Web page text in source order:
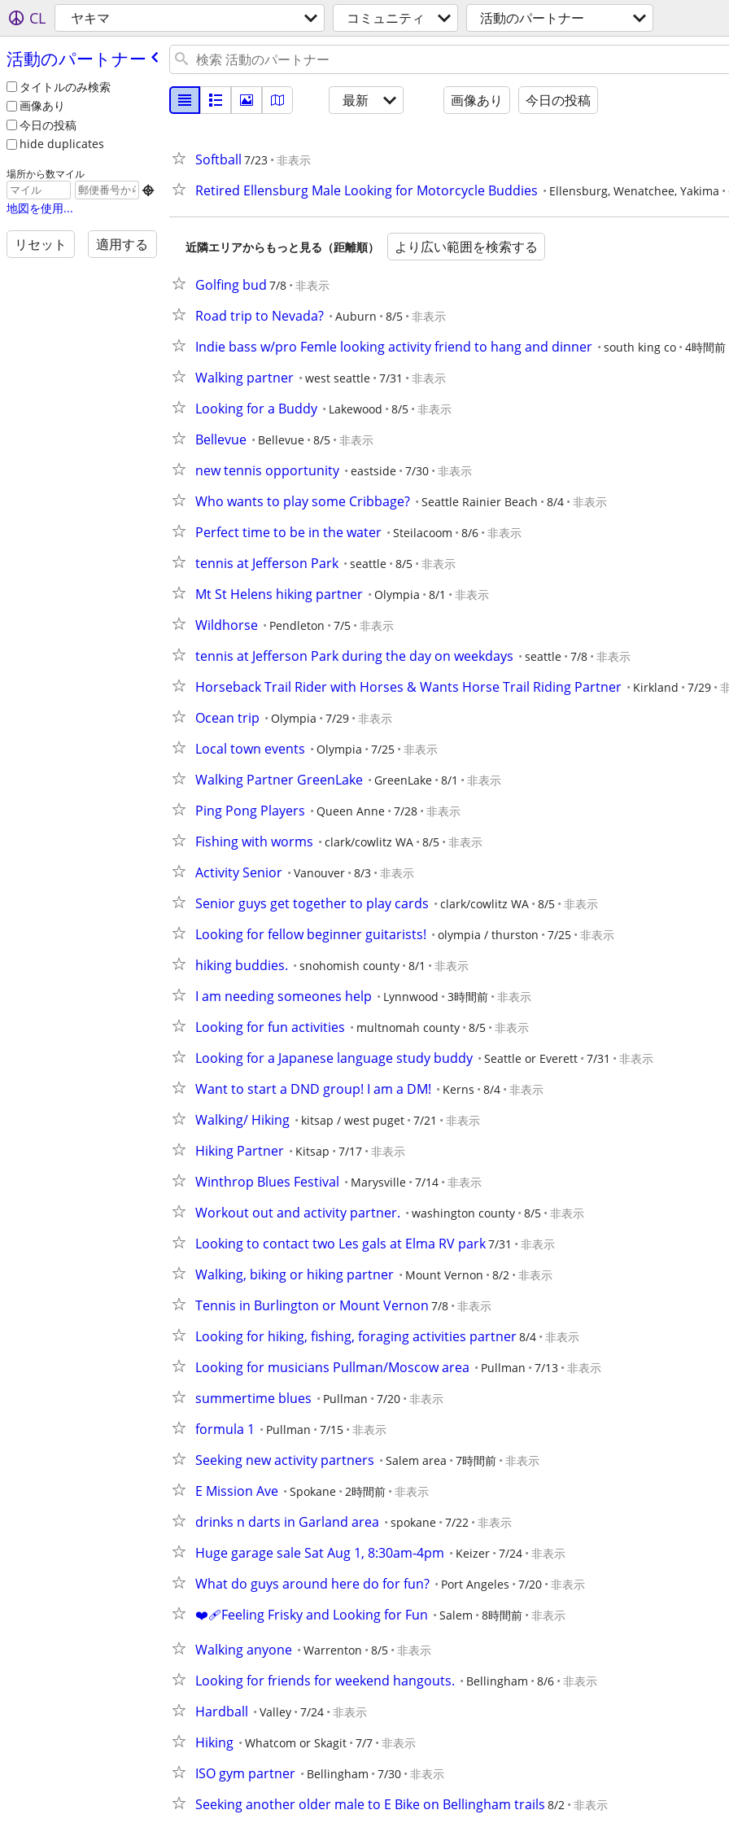
CL ヤキマ コミュニティ 活動のパートナー
活動のパートナー
タイトルのみ検索
画像あり
今日の投稿
hide duplicates
場所から数マイル

地図を使用...
リセット 適用する
最新 画像あり 今日の投稿
Softball 7/23 非表示
Retired Ellensburg Male Looking for Motorcycle Buddies Ellensburg, Wenatchee, Yakima
近隣エリアからもっと見る（距離順） より広い範囲を検索する
Golfing bud 7/8 非表示
Road trip to Nevada? Auburn 8/5 非表示
Indie bass w/pro Femle looking activity friend to hang and dinner south king co 4時間前
Walking partner west seattle 7/31 非表示
Looking for a Buddy Lakewood 8/5 非表示
Bellevue Bellevue 8/5 非表示
new tennis opportunity eastside 7/30 非表示
Who wants to play some Cribbage? Seattle Rainier Beach 8/4 非表示
Perfect time to be in the water Steilacoom 8/6 非表示
tennis at Jefferson Park seattle 8/5 非表示
Mt St Helens hiking partner Olympia 8/1 非表示
Wildhorse Pendleton 7/5 非表示
tennis at Jefferson Park during the day on weekdays seattle 7/8 非表示
Horseback Trail Rider with Horses & Wants Horse Trail Riding Partner Kirkland 7/29
Ocean trip Olympia 7/29 非表示
Local town events Olympia 7/25 非表示
Walking Partner GreenLake GreenLake 8/1 非表示
Ping Pong Players Queen Anne 7/28 非表示
Fishing with worms clark/cowlitz WA 8/5 非表示
Activity Senior Vanouver 8/3 非表示
Senior guys get together to play cards clark/cowlitz WA 8/5 非表示
Looking for fellow beginner guitarists! olympia / thurston 7/25 非表示
hiking buddies. snohomish county 8/1 非表示
I am needing someones help Lynnwood 3時間前 非表示
Looking for fun activities multnomah county 8/5 非表示
Looking for a Japanese language study buddy Seattle or Everett 7/31 非表示
Want to start a DND group! I am a DM! Kerns 8/4 非表示
Walking/ Hiking kitsap / west puget 7/21 非表示
Hiking Partner Kitsap 7/17 非表示
Winthrop Blues Festival Marysville 7/14 非表示
Workout out and activity partner. washington county 8/5 非表示
Looking to contact two Les gals at Elma RV park7/31 非表示
Walking, biking or hiking partner Mount Vernon 8/2 非表示
Tennis in Burlington or Mount Vernon 7/8 非表示
Looking for hiking, fishing, foraging activities partner8/4 非表示
Looking for musicians Pullman/Moscow area Pullman 7/13 非表示
summertime blues Pullman 7/20 非表示
formula 1 Pullman 7/15 非表示
Seeking new activity partners Salem area 7時間前 非表示
E Mission Ave Spokane 2時間前 非表示
drinks n darts in Garland area spokane 7/22 非表示
Huge garage sale Sat Aug 1, 8:30am-4pm Keizer 7/24 非表示
What do guys around here do for fun? Port Angeles 7/20 非表示
❤️‍🩹Feeling Frisky and Looking for Fun Salem 8時間前 非表示
Walking anyone Warrenton 8/5 非表示
Looking for friends for weekend hangouts. Bellingham 8/6 非表示
Hardball Valley 7/24 非表示
Hiking Whatcom or Skagit 7/7 非表示
ISO gym partner Bellingham 7/30 非表示
Seeking another older male to E Bike on Bellingham trails 8/2 非表示